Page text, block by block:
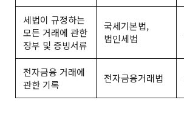
세법이 규정하는
모든 거래에 관한
장부 및 증빙서류
국세기본법,
법인세법
전자금융 거래에
관한 기록
전자금융거래법